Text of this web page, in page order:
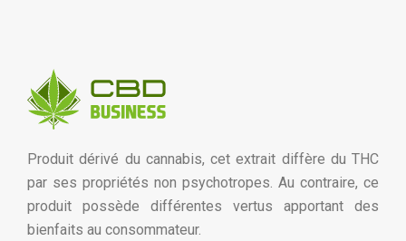
Produit dérivé du cannabis, cet extrait diffère du THC
par ses propriétés non psychotropes. Au contraire, ce
produit possède différentes vertus apportant des
bienfaits au consommateur.